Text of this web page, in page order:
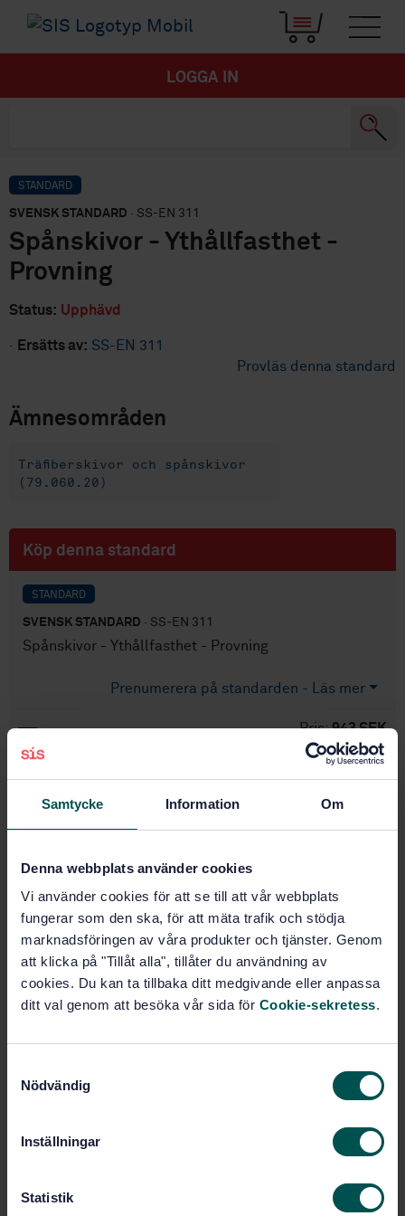
Samtycke Information Om
Denna webbplats använder cookies
Vi använder cookies för att se till att vår webbplats
fungerar som den ska, för att mäta trafik och stödja
marknadsföringen av våra produkter och tjänster. Genom
att klicka på "Tillåt alla", tillåter du användning av
cookies. Du kan ta tillbaka ditt medgivande eller anpassa
ditt val genom att besöka vår sida för Cookie-sekretess.
Nödvändig
Inställningar
Statistik
LOGGA IN
STANDARD
SVENSK STANDARD · SS-EN 311
Spånskivor - Ythållfasthet -
Provning
Status: Upphävd
· Ersätts av: SS-EN 311
Provläs denna standard
Ämnesområden
Träfiberskivor och spånskivor
(79.060.20)
Köp denna standard
STANDARD
SVENSK STANDARD · SS-EN 311
Spånskivor - Ythållfasthet - Provning
Prenumerera på standarden - Läs mer
Pris:943 SEK
PDF
Lägg i varukorgen
Produktinformation
Språk: Engelska Svenska
Framtagen av:Svenska institutet för
standarder
Internationell titel:Particleboards - Surface
soundness of particleboards - Test
Utgåva:1